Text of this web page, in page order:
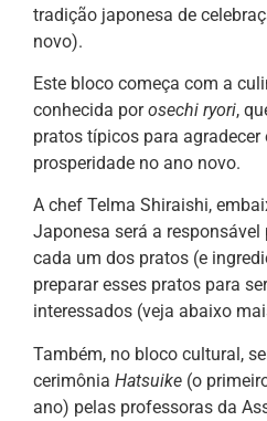
tradição japonesa de
novo).
Este bloco começa com a
conhecida porosechi ryori,
pratos típicos para agradecer
prosperidade no ano novo.
A chef Telma Shiraishi,
Japonesa será a
cada um dos pratos (e
preparar esses pratos para
interessados (veja abaixo
Também, no bloco cultural,
cerimônia Hatsuike (o
ano) pelas professoras da